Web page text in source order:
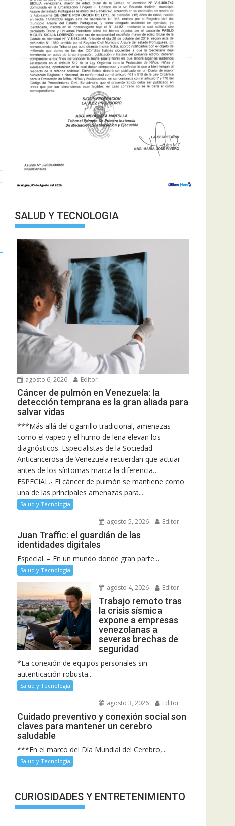
SALUD Y TECNOLOGIA
agosto 6, 2026 Editor
Cáncer de pulmón en Venezuela: la
detección temprana es la gran aliada para
salvar vidas
***Más allá del cigarrillo tradicional, amenazas
como el vapeo y el humo de leña elevan los
diagnósticos. Especialistas de la Sociedad
Anticancerosa de Venezuela recuerdan que actuar
antes de los síntomas marca la diferencia…
ESPECIAL.- El cáncer de pulmón se mantiene como
una de las principales amenazas para...
Salud y Tecnología
agosto 5, 2026 Editor
Juan Traffic: el guardián de las
identidades digitales
Especial. – En un mundo donde gran parte...
Salud y Tecnología
agosto 4, 2026 Editor
Trabajo remoto tras
la crisis sísmica
expone a empresas
venezolanas a
severas brechas de
seguridad
*La conexión de equipos personales sin
autenticación robusta...
Salud y Tecnología
agosto 3, 2026 Editor
Cuidado preventivo y conexión social son
claves para mantener un cerebro
saludable
***En el marco del Día Mundial del Cerebro,...
Salud y Tecnología
CURIOSIDADES Y ENTRETENIMIENTO